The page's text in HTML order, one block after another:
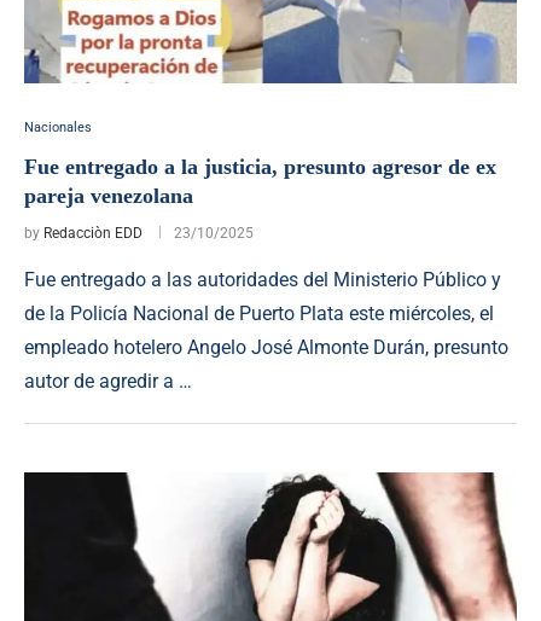
Nacionales
Fue entregado a la justicia, presunto agresor de ex
pareja venezolana
by Redacciòn EDD 23/10/2025
Fue entregado a las autoridades del Ministerio Público y
de la Policía Nacional de Puerto Plata este miércoles, el
empleado hotelero Angelo José Almonte Durán, presunto
autor de agredir a …